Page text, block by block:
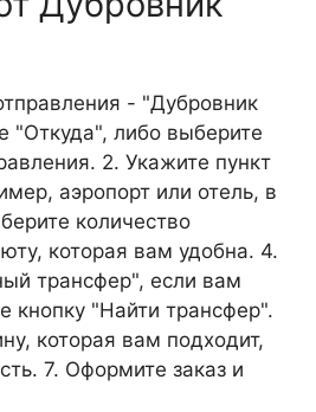
- "Дубровник
"Откуда", либо выберите
2. Укажите пункт
аэропорт или отель, в
количество
которая вам удобна. 4.
трансфер", если вам
кнопку "Найти трансфер".
которая вам подходит,
7. Оформите заказ и